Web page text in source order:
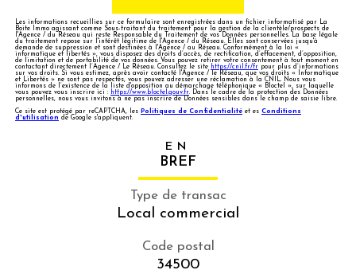
Les informations recueillies sur ce formulaire sont enregistrées dans un fichier informatisé par La
Boite Immo agissant comme Sous-traitant du traitement pour la gestion de la clientèle/prospects de
l'Agence / du Réseau qui reste Responsable du Traitement de vos Données personnelles. La base légale
du traitement repose sur l'intérêt légitime de l'Agence / du Réseau. Elles sont conservées jusqu'à
demande de suppression et sont destinées à l'Agence / au Réseau. Conformément à la loi «
informatique et libertés », vous disposez des droits d’accès, de rectification, d’effacement, d’opposition,
de limitation et de portabilité de vos données. Vous pouvez retirer votre consentement à tout moment en
contactant directement l’Agence / Le Réseau. Consultez le site
https://cnil.fr/fr pour plus d’informations
sur vos droits. Si vous estimez, après avoir contacté l'Agence / le Réseau, que vos droits « Informatique
et Libertés » ne sont pas respectés, vous pouvez adresser une réclamation à la CNIL. Nous vous
informons de l’existence de la liste d'opposition au démarchage téléphonique « Bloctel », sur laquelle
vous pouvez vous inscrire ici :
https://www.bloctel.gouv.fr. Dans le cadre de la protection des Données
personnelles, nous vous invitons à ne pas inscrire de Données sensibles dans le champ de saisie libre.
Ce site est protégé par reCAPTCHA, les
Politiques de Confidentialité et es Conditions
d'utilisation de Google s'appliquent.
EN
BREF
Type de transac
Local commercial
Code postal
34500